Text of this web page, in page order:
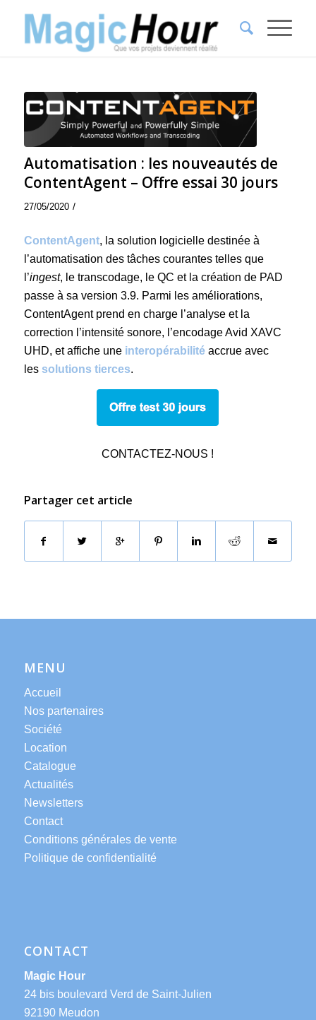
Automatisation : les nouveautés de
ContentAgent – Offre essai 30 jours
27/05/2020 /
ContentAgent, la solution logicielle destinée à
l’automatisation des tâches courantes telles que
l’ingest, le transcodage, le QC et la création de PAD
passe à sa version 3.9. Parmi les améliorations,
ContentAgent prend en charge l’analyse et la
correction l’intensité sonore, l’encodage Avid XAVC
UHD, et affiche une interopérabilitéaccrue avec
les solutions tierces.
CONTACTEZ-NOUS !
Partager cet article
MENU
Accueil
Nos partenaires
Société
Location
Catalogue
Actualités
Newsletters
Contact
Conditions générales de vente
Politique de confidentialité
CONTACT
Magic Hour
24 bis boulevard Verd de Saint-Julien
92190 Meudon